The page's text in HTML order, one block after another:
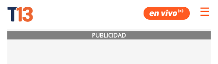
☰
PUBLICIDAD